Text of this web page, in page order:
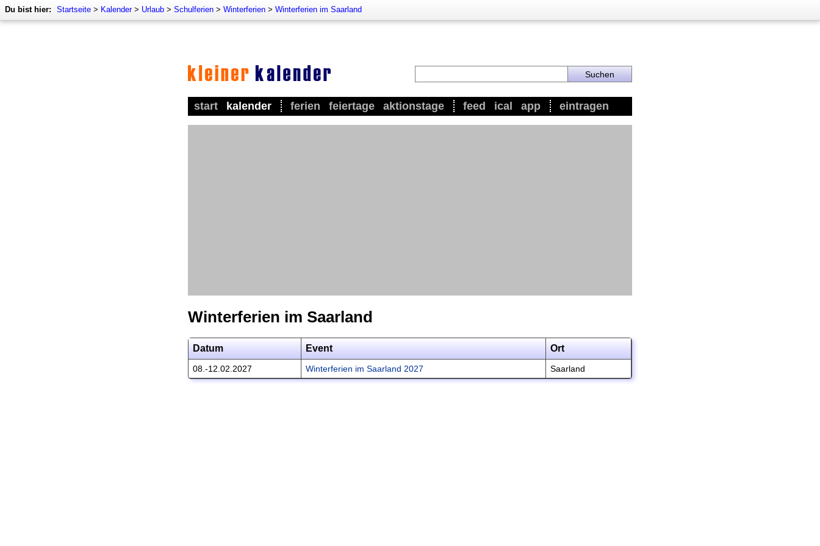
Du bist hier: Startseite > Kalender> Urlaub > Schulferien > Winterferien > Winterferien im Saarland
start kalender ferien feiertage aktionstage feed ical app eintragen
Winterferien im Saarland
Datum Event Ort
08.-12.02.2027 Winterferien im Saarland 2027 Saarland